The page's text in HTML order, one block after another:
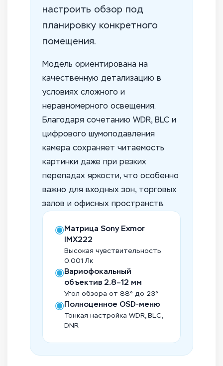
настроить обзор под
планировку конкретного
помещения.
Модель ориентирована на
качественную детализацию в
условиях сложного и
неравномерного освещения.
Благодаря сочетанию WDR, BLC и
цифрового шумоподавления
камера сохраняет читаемость
картинки даже при резких
перепадах яркости, что особенно
важно для входных зон, торговых
залов и офисных пространств.
◉Матрица Sony Exmor
IMX222
Высокая чувствительность
0.001 Лк
◉Вариофокальный
объектив 2.8–12 мм
Угол обзора от 88° до 23°
◉Полноценное OSD-меню
Тонкая настройка WDR, BLC,
DNR